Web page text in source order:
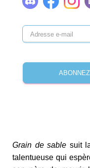
Grain de sable suit
talentueuse qui